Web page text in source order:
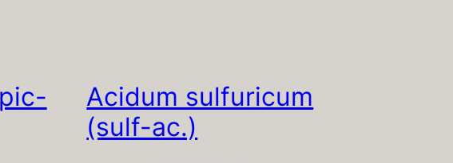
Acidum sulfuricum
(sulf-ac.)